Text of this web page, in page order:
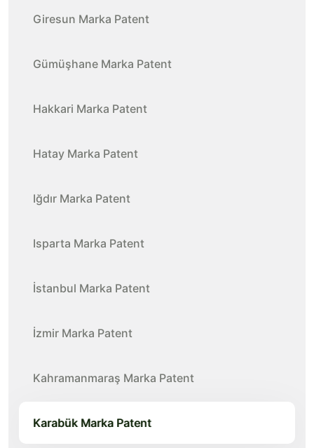
Giresun Marka Patent
Gümüşhane Marka Patent
Hakkari Marka Patent
Hatay Marka Patent
Iğdır Marka Patent
Isparta Marka Patent
İstanbul Marka Patent
İzmir Marka Patent
Kahramanmaraş Marka Patent
Karabük Marka Patent